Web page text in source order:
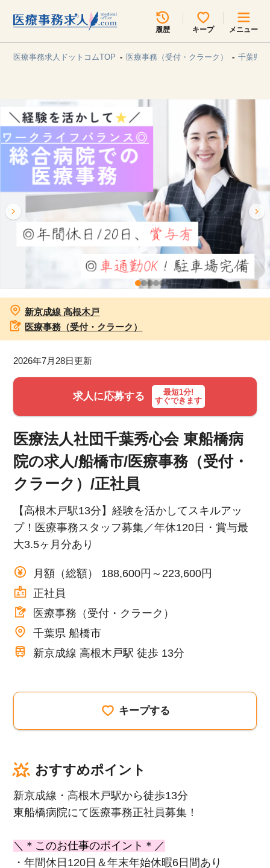
履歴 キープ メニュー
無料転職サポート お問い合わせ
見学会・イベント情報
医療事務まるわかりコラム
医療事務求人ドットコムとは
サイトの使い方
就職サポート
人材をお探しの医療機関・企業様
運営会社
医療事務求人ドットコムTOP 医療事務（受付・クラーク） 千葉県/
新京成線 高根木戸
医療事務（受付・クラーク）
2026年7月28日更新
求人に応募する
最短1分!
すぐできます
医療法人社団千葉秀心会 東船橋病
院の求人/船橋市/医療事務（受付・
クラーク）/正社員
【高根木戸駅13分】経験を活かしてスキルアッ
プ！医療事務スタッフ募集／年休120日・賞与最
大3.5ヶ月分あり
月額（総額） 188,600円～223,600円
正社員
医療事務（受付・クラーク）
千葉県 船橋市
新京成線 高根木戸駅 徒歩 13分
キープする
おすすめポイント
新京成線・高根木戸駅から徒歩13分
東船橋病院にて医療事務正社員募集！
＼＊このお仕事のポイント＊／
・年間休日120日＆年末年始休暇6日間あり
所在地のエリアを選択してください
各支店担当よりご連絡させていただきます。
関東 関西
東海 北海道・東北
中国・四国
九州・沖縄